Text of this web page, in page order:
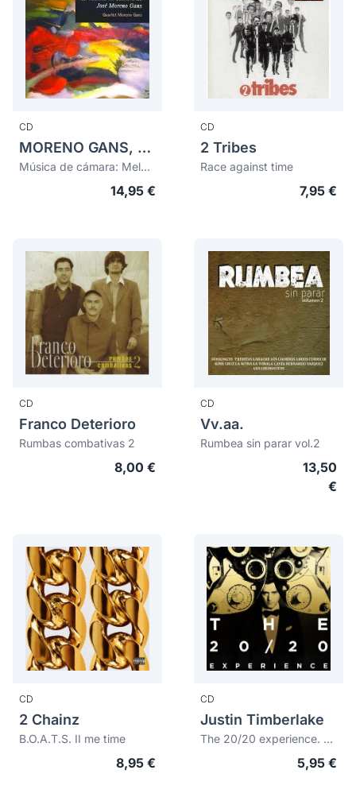
CD
MORENO GANS, Joseph (1897-1976)
Música de cámara: Melodias para violin y piano nos 1 & 2. Cuarteto no 2 para ins
14,95 €
CD
2 Tribes
Race against time
7,95 €
CD
Franco Deterioro
Rumbas combativas 2
8,00 €
CD
Vv.aa.
Rumbea sin parar vol.2
13,50
€
CD
2 Chainz
B.O.A.T.S. II me time
8,95 €
CD
Justin Timberlake
The 20/20 experience. 2 of 2
5,95 €